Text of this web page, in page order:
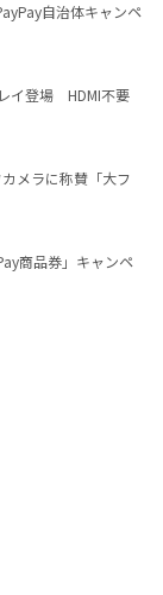
自治体キャンペ
イ登場 HDMI不要
メラに称賛「大フ
商品券」キャンペ